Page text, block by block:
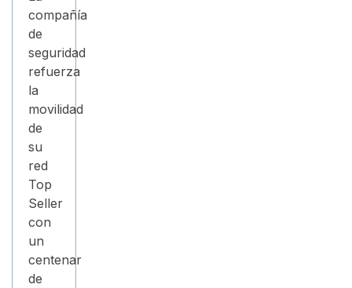
compañía
de
seguridad
refuerza
la
movilidad
de
su
red
Top
Seller
con
un
centenar
de